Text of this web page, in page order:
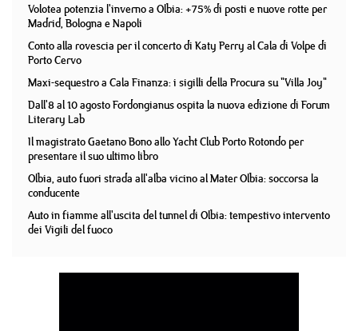
Volotea potenzia l'inverno a Olbia: +75% di posti e nuove rotte per
Madrid, Bologna e Napoli
Conto alla rovescia per il concerto di Katy Perry al Cala di Volpe di
Porto Cervo
Maxi-sequestro a Cala Finanza: i sigilli della Procura su "Villa Joy"
Dall'8 al 10 agosto Fordongianus ospita la nuova edizione di Forum
Literary Lab
Il magistrato Gaetano Bono allo Yacht Club Porto Rotondo per
presentare il suo ultimo libro
Olbia, auto fuori strada all'alba vicino al Mater Olbia: soccorsa la
conducente
Auto in fiamme all'uscita del tunnel di Olbia: tempestivo intervento
dei Vigili del fuoco